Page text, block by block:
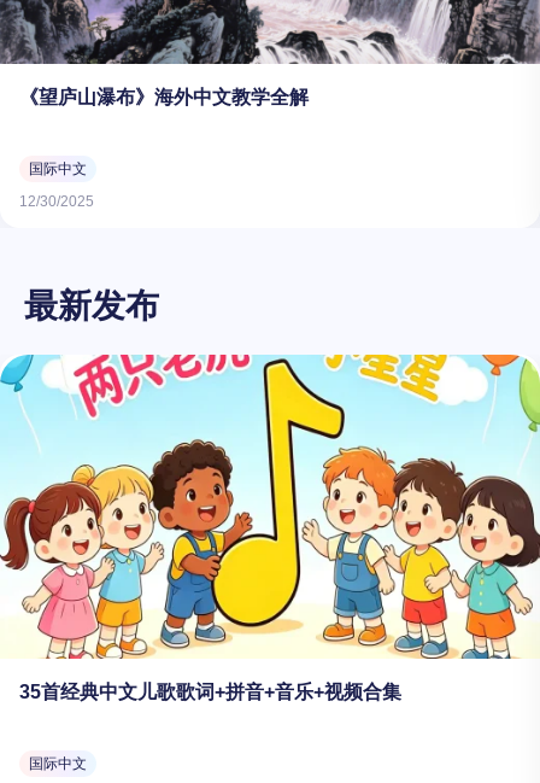
《望庐山瀑布》海外中文教学全解
国际中文
12/30/2025
最新发布
35首经典中文儿歌歌词+拼音+音乐+视频合集
国际中文